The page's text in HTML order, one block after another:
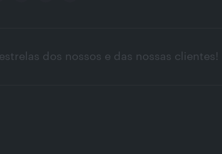
dos nossos e das nossas clientes!